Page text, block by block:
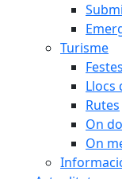
Turisme
Llocs
Rutes
On
On